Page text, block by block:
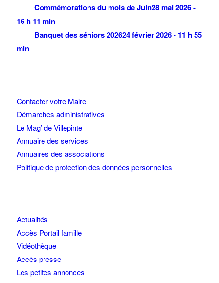
Commémorations du mois de Juin28 mai 2026 -
16 h 11 min
Banquet des séniors 202624 février 2026 - 11 h 55
min
Contacter votre Maire
Démarches administratives
Le Mag’ de Villepinte
Annuaire des services
Annuaires des associations
Politique de protection des données personnelles
Actualités
Accès Portail famille
Vidéothèque
Accès presse
Les petites annonces